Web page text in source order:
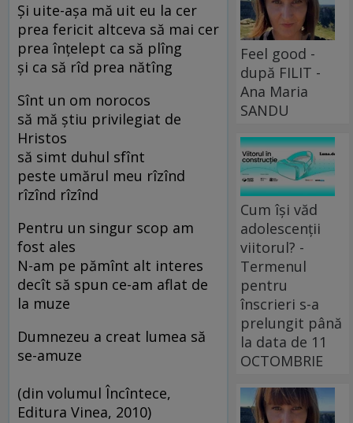
Şi uite-aşa mă uit eu la cer
prea fericit altceva să mai cer
prea înţelept ca să plîng
şi ca să rîd prea nătîng
Sînt un om norocos
să mă ştiu privilegiat de
Hristos
să simt duhul sfînt
peste umărul meu rîzînd
rîzînd rîzînd
Pentru un singur scop am
fost ales
N-am pe pămînt alt interes
decît să spun ce-am aflat de
la muze
Dumnezeu a creat lumea să
se-amuze
(din volumul Încîntece,
Editura Vinea, 2010)
Feel good -
după FILIT -
Ana Maria
SANDU
Cum își văd
adolescenții
viitorul? -
Termenul
pentru
înscrieri s-a
prelungit până
la data de 11
OCTOMBRIE